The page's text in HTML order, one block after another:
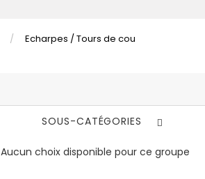
Echarpes / Tours de cou
SOUS-CATÉGORIES
Aucun choix disponible pour ce groupe